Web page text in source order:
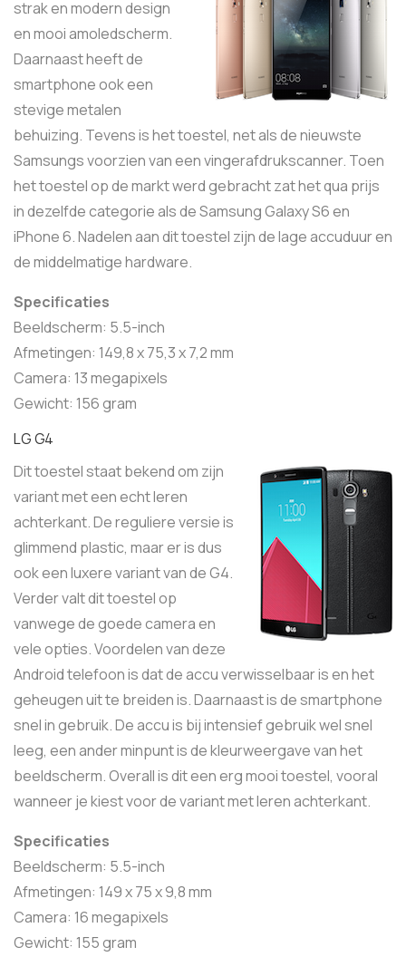
strak en modern design
en mooi amoledscherm.
Daarnaast heeft de
smartphone ook een
stevige metalen
behuizing. Tevens is het toestel, net als de nieuwste
Samsungs voorzien van een vingerafdrukscanner. Toen
het toestel op de markt werd gebracht zat het qua prijs
in dezelfde categorie als de Samsung Galaxy S6 en
iPhone 6. Nadelen aan dit toestel zijn de lage accuduur en
de middelmatige hardware.
Specificaties
Beeldscherm: 5.5-inch
Afmetingen: 149,8 x 75,3 x 7,2 mm
Camera: 13 megapixels
Gewicht: 156 gram
LG G4
Dit toestel staat bekend om zijn
variant met een echt leren
achterkant. De reguliere versie is
glimmend plastic, maar er is dus
ook een luxere variant van de G4.
Verder valt dit toestel op
vanwege de goede camera en
vele opties. Voordelen van deze
Android telefoon is dat de accu verwisselbaar is en het
geheugen uit te breiden is. Daarnaast is de smartphone
snel in gebruik. De accu is bij intensief gebruik wel snel
leeg, een ander minpunt is de kleurweergave van het
beeldscherm. Overall is dit een erg mooi toestel, vooral
wanneer je kiest voor de variant met leren achterkant.
Specificaties
Beeldscherm: 5.5-inch
Afmetingen: 149 x 75 x 9,8 mm
Camera: 16 megapixels
Gewicht: 155 gram